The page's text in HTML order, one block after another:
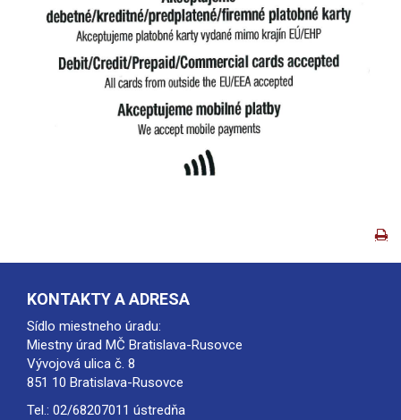
KONTAKTY A ADRESA
Sídlo miestneho úradu:
Miestny úrad MČ Bratislava-Rusovce
Vývojová ulica č. 8
851 10 Bratislava-Rusovce
Tel.: 02/68207011 ústredňa